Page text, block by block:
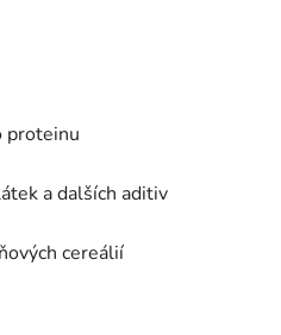
proteinu
a dalších aditiv
cereálií